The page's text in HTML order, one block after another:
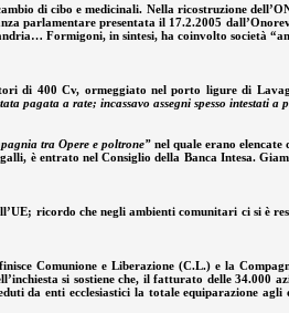
di cibo e medicinali. Nella ricostruzione
parlamentare presentata il 17.2.2005
Formigoni, in sintesi, ha coinvolto
di 400 Cv, ormeggiato nel porto ligure di
pagata a rate; incassavo assegni spesso intestati a
tra Opere e poltrone” nel quale erano
è entrato nel Consiglio della Banca Intesa.
ricordo che negli ambienti comunitari ci si è
Comunione e Liberazione (C.L.) e la
si sostiene che, il fatturato delle 34.000
da enti ecclesiastici la totale equiparazione